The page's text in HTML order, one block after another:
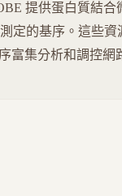
提供蛋白質結合
測定的基序。這些
富集分析和調控網